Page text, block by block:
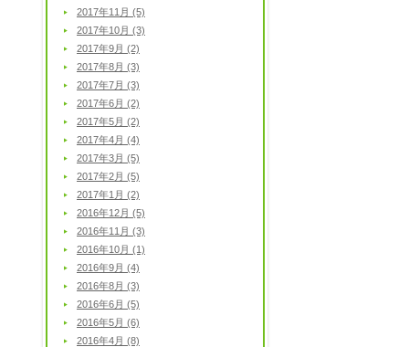
2017年11月 (5)
2017年10月 (3)
2017年9月 (2)
2017年8月 (3)
2017年7月 (3)
2017年6月 (2)
2017年5月 (2)
2017年4月 (4)
2017年3月 (5)
2017年2月 (5)
2017年1月 (2)
2016年12月 (5)
2016年11月 (3)
2016年10月 (1)
2016年9月 (4)
2016年8月 (3)
2016年6月 (5)
2016年5月 (6)
2016年4月 (8)